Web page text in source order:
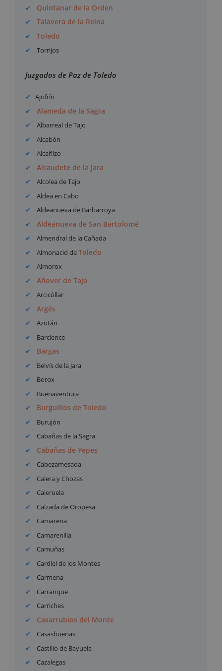
Quintanar de la Orden
Talavera de la Reina
Toledo
Torrijos
Juzgados de Paz de Toledo
Ajofrín
Alameda de la Sagra
Albarreal de Tajo
Alcabón
Alcañizo
Alcaudete de la Jara
Alcolea de Tajo
Aldea en Cabo
Aldeanueva de Barbarroya
Aldeanueva de San Bartolomé
Almendral de la Cañada
Almonacid deToledo
Almorox
Añover de Tajo
Arcicóllar
Argés
Azután
Barcience
Bargas
Belvís de la Jara
Borox
Buenaventura
Burguillos de Toledo
Burujón
Cabañas de la Sagra
Cabañas de Yepes
Cabezamesada
Calera y Chozas
Caleruela
Calzada de Oropesa
Camarena
Camarenilla
Camuñas
Cardiel de los Montes
Carmena
Carranque
Carriches
Casarrubios del Monte
Casasbuenas
Castillo de Bayuela
Cazalegas